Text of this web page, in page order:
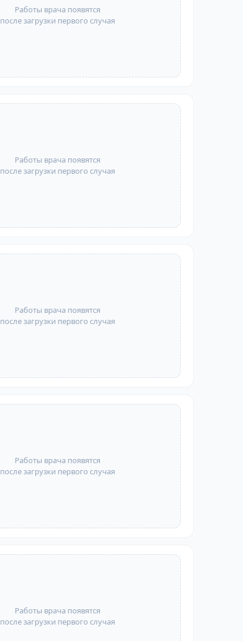
Работы врача появятся
после загрузки первого случая
Работы врача появятся
после загрузки первого случая
Работы врача появятся
после загрузки первого случая
Работы врача появятся
после загрузки первого случая
Работы врача появятся
после загрузки первого случая